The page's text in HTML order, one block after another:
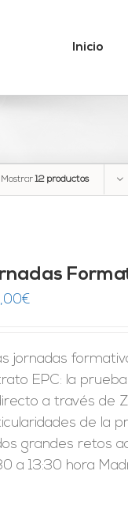
Inicio
Mostrar12 productos
€
jornadas
EPC: la
a través de
de la
grandes retos
a 13:30 hora